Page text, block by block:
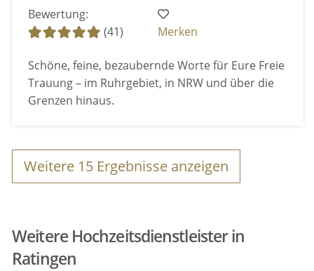
Bewertung:
(41)
Merken
Schöne, feine, bezaubernde Worte für Eure Freie
Trauung – im Ruhrgebiet, in NRW und über die
Grenzen hinaus.
Weitere 15 Ergebnisse anzeigen
Weitere Hochzeitsdienstleister in
Ratingen